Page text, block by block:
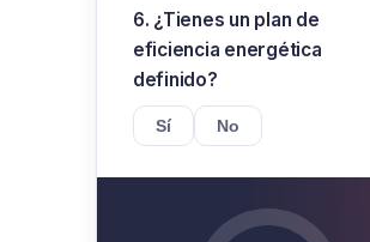
6. ¿Tienes un plan de
eficiencia energética
definido?
Sí No